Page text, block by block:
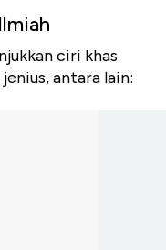
ciri khas
antara lain: